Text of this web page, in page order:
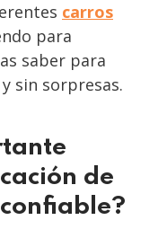
carros
para
saber para
sin sorpresas.
de